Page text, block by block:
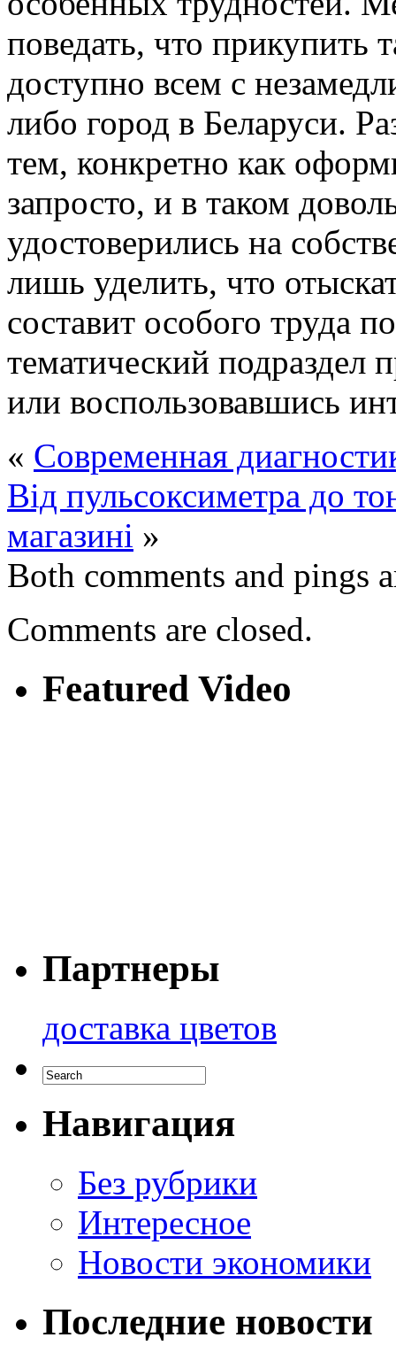
поведать, что прикупить
доступно всем с
либо город в Беларуси.
тем, конкретно как
запросто, и в таком
удостоверились на
лишь уделить, что
составит особого труда
тематический подраздел
или воспользовавшись
« Современная
Від пульсоксиметра до
магазині »
Both comments and pings
Comments are closed.
Featured Video
Партнеры
доставка цветов
Навигация
Без рубрики
Интересное
Новости экономики
Последние новости